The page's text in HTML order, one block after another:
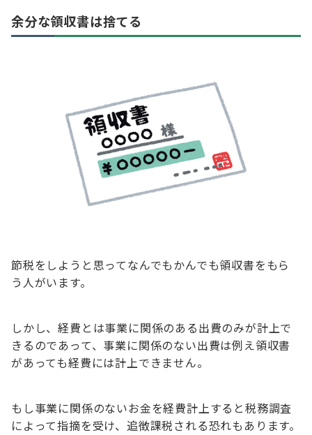
余分な領収書は捨てる
節税をしようと思ってなんでもかんでも領収書をもら
う人がいます。
しかし、経費とは事業に関係のある出費のみが計上で
きるのであって、事業に関係のない出費は例え領収書
があっても経費には計上できません。
もし事業に関係のないお金を経費計上すると税務調査
によって指摘を受け、追徴課税される恐れもあります。